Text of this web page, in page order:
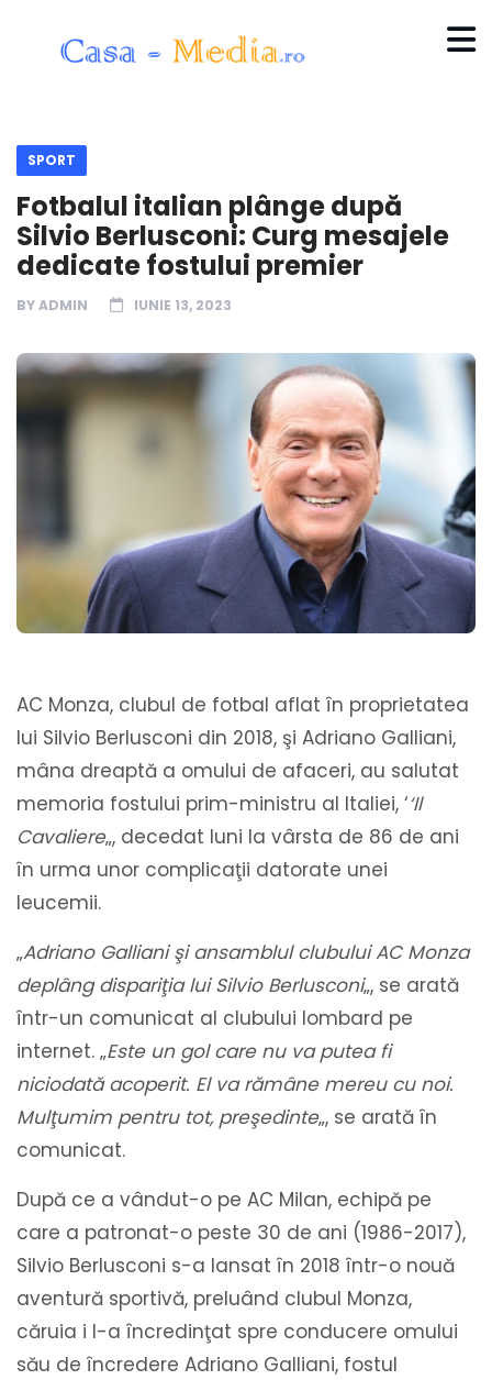
SPORT
Fotbalul italian plânge după
Silvio Berlusconi: Curg mesajele
dedicate fostului premier
BYADMIN IUNIE 13, 2023
AC Monza, clubul de fotbal aflat în proprietatea
lui Silvio Berlusconi din 2018, şi Adriano Galliani,
mâna dreaptă a omului de afaceri, au salutat
memoria fostului prim-ministru al Italiei, ‘‘Il
Cavaliere„, decedat luni la vârsta de 86 de ani
în urma unor complicaţii datorate unei
leucemii.
„Adriano Galliani şi ansamblul clubului AC Monza
deplâng dispariţia lui Silvio Berlusconi„, se arată
într-un comunicat al clubului lombard pe
internet. „Este un gol care nu va putea fi
niciodată acoperit. El va rămâne mereu cu noi.
Mulţumim pentru tot, preşedinte„, se arată în
comunicat.
După ce a vândut-o pe AC Milan, echipă pe
care a patronat-o peste 30 de ani (1986-2017),
Silvio Berlusconi s-a lansat în 2018 într-o nouă
aventură sportivă, preluând clubul Monza,
căruia i l-a încredinţat spre conducere omului
său de încredere Adriano Galliani, fostul